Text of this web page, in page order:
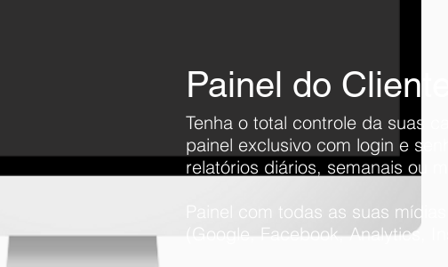
Painel do Cliente
Tenha o total controle da suas
painel exclusivo com login e
relatórios diários, semanais ou
Painel com todas as suas mídias
(Google, Facebook, Analytics,